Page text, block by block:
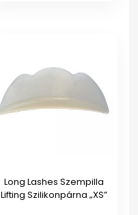
Long Lashes Szempilla
Lifting Szilikonpárna „XS”